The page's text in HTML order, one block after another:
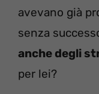
avevano già
senza
anche degli
per lei?